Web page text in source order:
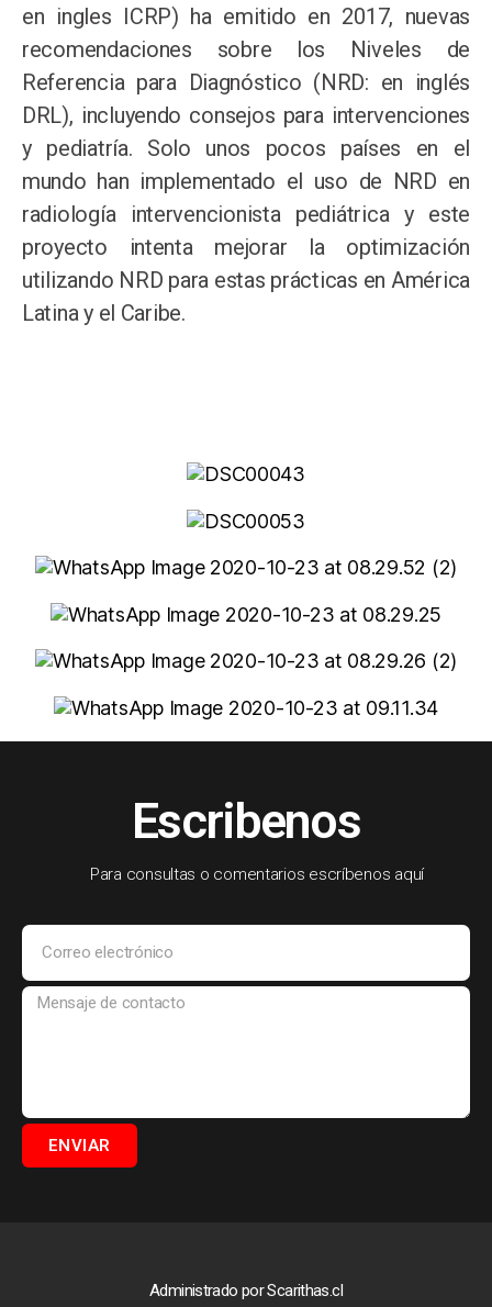
en ingles ICRP) ha emitido en 2017, nuevas
recomendaciones sobre los Niveles de
Referencia para Diagnóstico (NRD: en inglés
DRL), incluyendo consejos para intervenciones
y pediatría. Solo unos pocos países en el
mundo han implementado el uso de NRD en
radiología intervencionista pediátrica y este
proyecto intenta mejorar la optimización
utilizando NRD para estas prácticas en América
Latina y el Caribe.
Escribenos
Para consultas o comentarios escríbenos aquí
ENVIAR
Administrado por Scarithas.cl